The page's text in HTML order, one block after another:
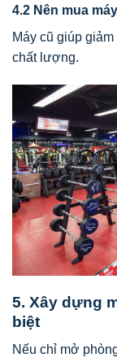
4.2 Nên mua
Máy cũ giúp
chất lượng.
5. Xây dựng
biệt
Nếu chỉ mở